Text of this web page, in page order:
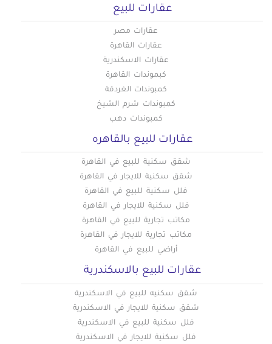
عقارات للبيع
عقارات مصر
عقارات القاهرة
عقارات الاسكندرية
كبموندات القاهرة
كمبوندات الغردقة
كمبوندات شرم الشيخ
كمبوندات دهب
عقارات للبيع بالقاهره
شقق سكنية للبيع في القاهرة
شقق سكنية للايجار في القاهرة
فلل سكنية للبيع في القاهرة
فلل سكنية للايجار في القاهرة
مكاتب تجارية للبيع في القاهرة
مكاتب تجارية للايجار في القاهرة
أراضي للبيع في القاهرة
عقارات للبيع بالاسكندرية
شقق سكنيه للبيع في الاسكندرية
شقق سكنية للايجار في الاسكندرية
فلل سكنية للبيع في الاسكندرية
فلل سكنية للايجار في الاسكندرية